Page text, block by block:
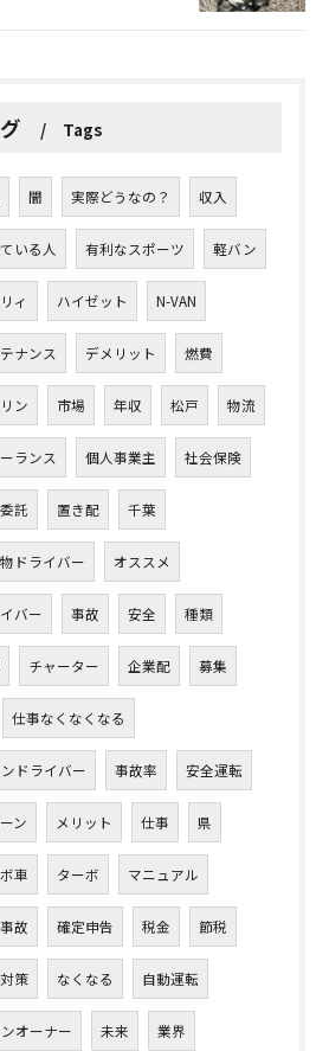
Tags
闇 実際どうなの？ 収入
いる人 有利なスポーツ 軽バン
ィ ハイゼット N-VAN
ナンス デメリット 燃費
ン 市場 年収 松戸 物流
ランス 個人事業主 社会保険
託 置き配 千葉
ドライバー オススメ
バー 事故 安全 種類
チャーター 企業配 募集
仕事なくなくなる
ドライバー 事故率 安全運転
ン メリット 仕事 県
車 ターボ マニュアル
故 確定申告 税金 節税
策 なくなる 自動運転
オーナー 未来 業界